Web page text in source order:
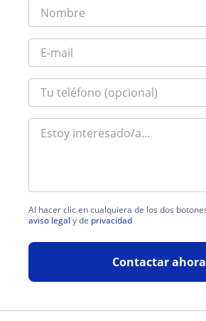
Al hacer clic en cualquiera de los dos
aviso legal y de privacidad
Contactar ahora